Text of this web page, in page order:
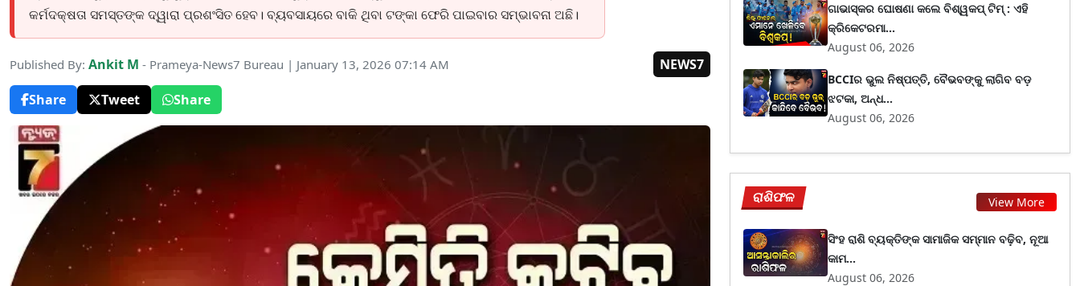
କର୍ମଦକ୍ଷତା ସମସ୍ତଙ୍କ ଦ୍ୱାରା ପ୍ରଶଂସିତ ହେବ। ବ୍ୟବସାୟରେ ବାକି ଥିବା ଟଙ୍କା ଫେରି ପାଇବାର ସମ୍ଭାବନା ଅଛି।
Published By: Ankit M - Prameya-News7 Bureau | January 13, 2026 07:14 AM
NEWS7
Share
Tweet Share
ଗାଭାସ୍କର ଘୋଷଣା କଲେ ବିଶ୍ୱକପ୍ ଟିମ୍ : ଏହି
କ୍ରିକେଟରମା...
August 06, 2026
BCCIର ଭୁଲ ନିଷ୍ପତ୍ତି, ବୈଭବଙ୍କୁ ଲାଗିବ ବଡ଼
ଝଟକା, ଅନ୍ଧ...
August 06, 2026
ରାଶିଫଳ View More
ସିଂହ ରାଶି ବ୍ୟକ୍ତିଙ୍କ ସାମାଜିକ ସମ୍ମାନ ବଢ଼ିବ, ନୂଆ
କାମ...
August 06, 2026